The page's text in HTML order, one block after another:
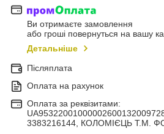
Ви отримаєте замовлення
або гроші повернуться на вашу
Детальніше
Післяплата
Оплата на рахунок
Оплата за реквізитами:
3383216144, КОЛОМIЄЦЬ Т.М.